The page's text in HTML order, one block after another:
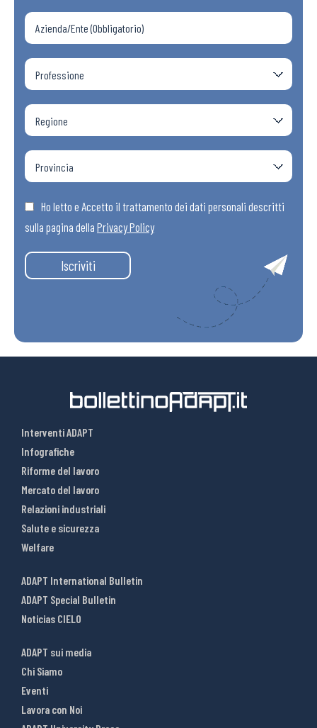
Ho letto e Accetto il trattamento dei dati personali descritti
sulla pagina della Privacy Policy
Iscriviti
Interventi ADAPT
Infografiche
Riforme del lavoro
Mercato del lavoro
Relazioni industriali
Salute e sicurezza
Welfare
ADAPT International Bulletin
ADAPT Special Bulletin
Noticias CIELO
ADAPT sui media
Chi Siamo
Eventi
Lavora con Noi